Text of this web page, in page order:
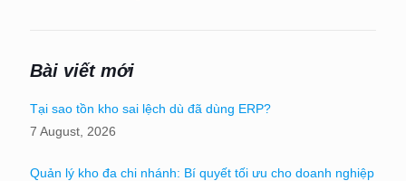
Bài viết mới
Tại sao tồn kho sai lệch dù đã dùng ERP?
7 August, 2026
Quản lý kho đa chi nhánh: Bí quyết tối ưu cho doanh nghiệp